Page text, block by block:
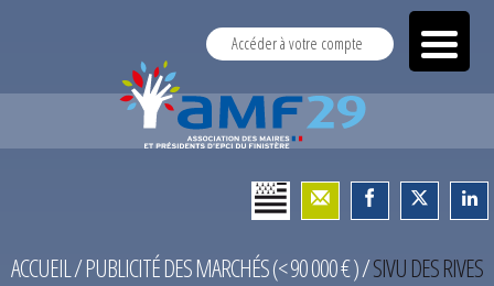
Accéder à votre compte
ACCUEIL/PUBLICITÉ DES MARCHÉS (< 90 000 € )/SIVU DES RIVES